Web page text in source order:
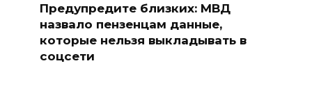
Предупредите близких: МВД
назвало пензенцам данные,
которые нельзя выкладывать в
соцсети